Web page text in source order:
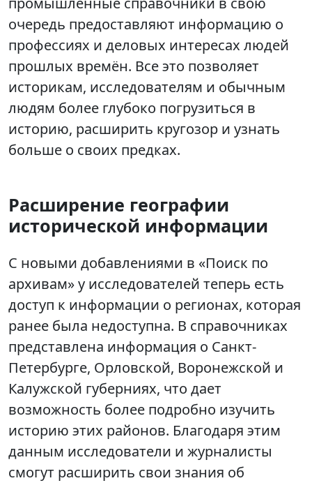
очередь предоставляют информацию о
профессиях и деловых интересах людей
прошлых времён. Все это позволяет
историкам, исследователям и обычным
людям более глубоко погрузиться в
историю, расширить кругозор и узнать
больше о своих предках.
Расширение географии
исторической информации
С новыми добавлениями в «Поиск по
архивам» у исследователей теперь есть
доступ к информации о регионах, которая
ранее была недоступна. В справочниках
представлена информация о Санкт-
Петербурге, Орловской, Воронежской и
Калужской губерниях, что дает
возможность более подробно изучить
историю этих районов. Благодаря этим
данным исследователи и журналисты
смогут расширить свои знания об